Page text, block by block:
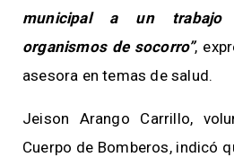
municipal a un trabajo
organismos de socorro”,
asesora en temas de salud.
Jeison Arango Carrillo,
Cuerpo de Bomberos, indicó